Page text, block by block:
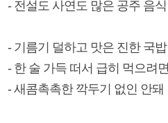
- 전설도 사연도 많은 공주 음식
- 기름기 덜하고 맛은 진한 국밥
- 한 술 가득 떠서 급히 먹으려면
- 새콤촉촉한 깍두기 없인 안돼